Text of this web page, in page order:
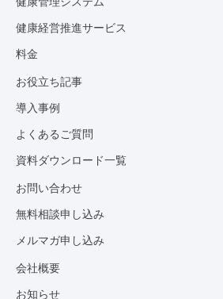
健康経営推進サービス
料金
お役立ち記事
導入事例
よくあるご質問
資料ダウンロード一覧
お問い合わせ
無料相談申し込み
メルマガ申し込み
会社概要
お知らせ